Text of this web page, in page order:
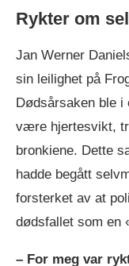
Rykter om
Jan Werner
sin leilighet på
Dødsårsaken ble
være hjertesvikt,
bronkiene. Dette
hadde begått
forsterket av at
dødsfallet som en
– For meg var